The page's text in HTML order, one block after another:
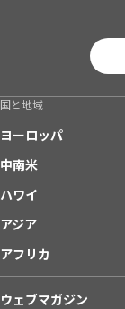
国と地域
ヨーロッパ
中南米
ハワイ
アジア
アフリカ
ウェブマガジン